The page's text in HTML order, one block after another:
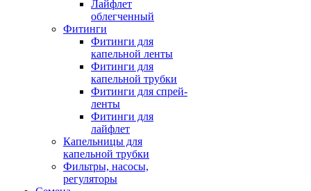
Лайфлет
облегченный
Фитинги
Фитинги для
капельной ленты
Фитинги для
капельной трубки
Фитинги для спрей-
ленты
Фитинги для
лайфлет
Капельницы для
капельной трубки
Фильтры, насосы,
регуляторы